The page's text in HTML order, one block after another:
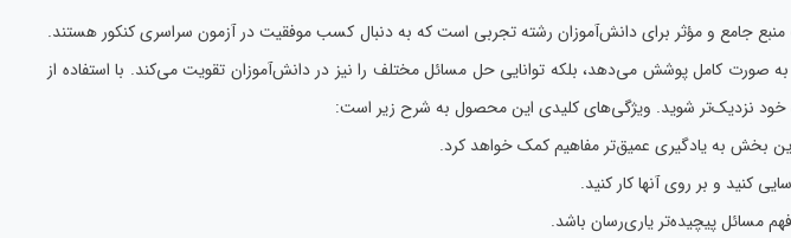
جامع و مؤثر برای دانش‌آموزان رشته تجربی است که به دنبال کسب موفقیت در آزمون سراسری کنکور هستند.
کامل پوشش می‌دهد، بلکه توانایی حل مسائل مختلف را نیز در دانش‌آموزان تقویت می‌کند. با استفاده از
خود نزدیک‌تر شوید. ویژگی‌های کلیدی این محصول به شرح زیر است:
بخش به یادگیری عمیق‌تر مفاهیم کمک خواهد کرد.
کنید و بر روی آنها کار کنید.
مسائل پیچیده‌تر یاری‌رسان باشد.